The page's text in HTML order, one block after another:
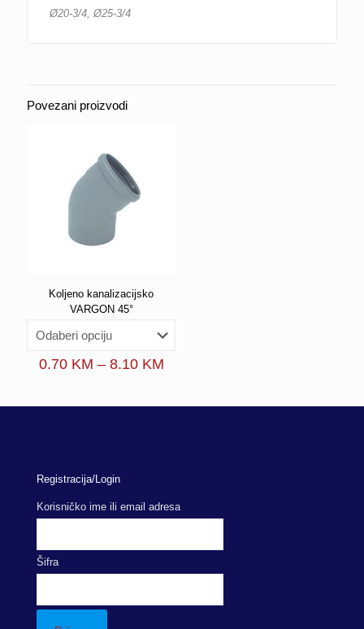
Ø20-3/4, Ø25-3/4
Povezani proizvodi
Koljeno kanalizacijsko
VARGON 45°
0.70 KM – 8.10 KMPrice
through
Registracija/Login
Korisničko ime ili email adresa
Šifra